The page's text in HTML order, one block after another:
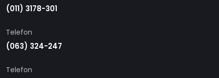
(011) 3178-301
Telefon
(063) 324-247
Telefon